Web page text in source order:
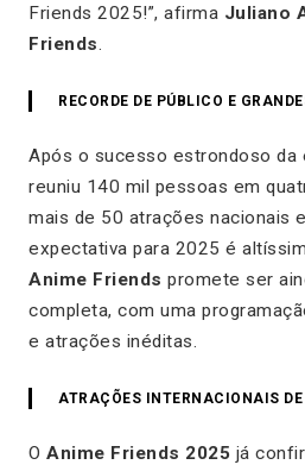
Friends 2025!”, afirma Juliano
Friends.
RECORDE DE PÚBLICO E
Após o sucesso estrondoso da
reuniu 140 mil pessoas em
mais de 50 atrações nacionais
expectativa para 2025 é
Anime Friends promete ser
completa, com uma
e atrações inéditas.
ATRAÇÕES INTERNACIONAIS DE
O Anime Friends 2025 já